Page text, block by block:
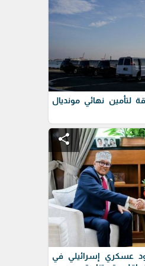
لتأمين نهائي مونديال
share
عسكري إسرائيلي في